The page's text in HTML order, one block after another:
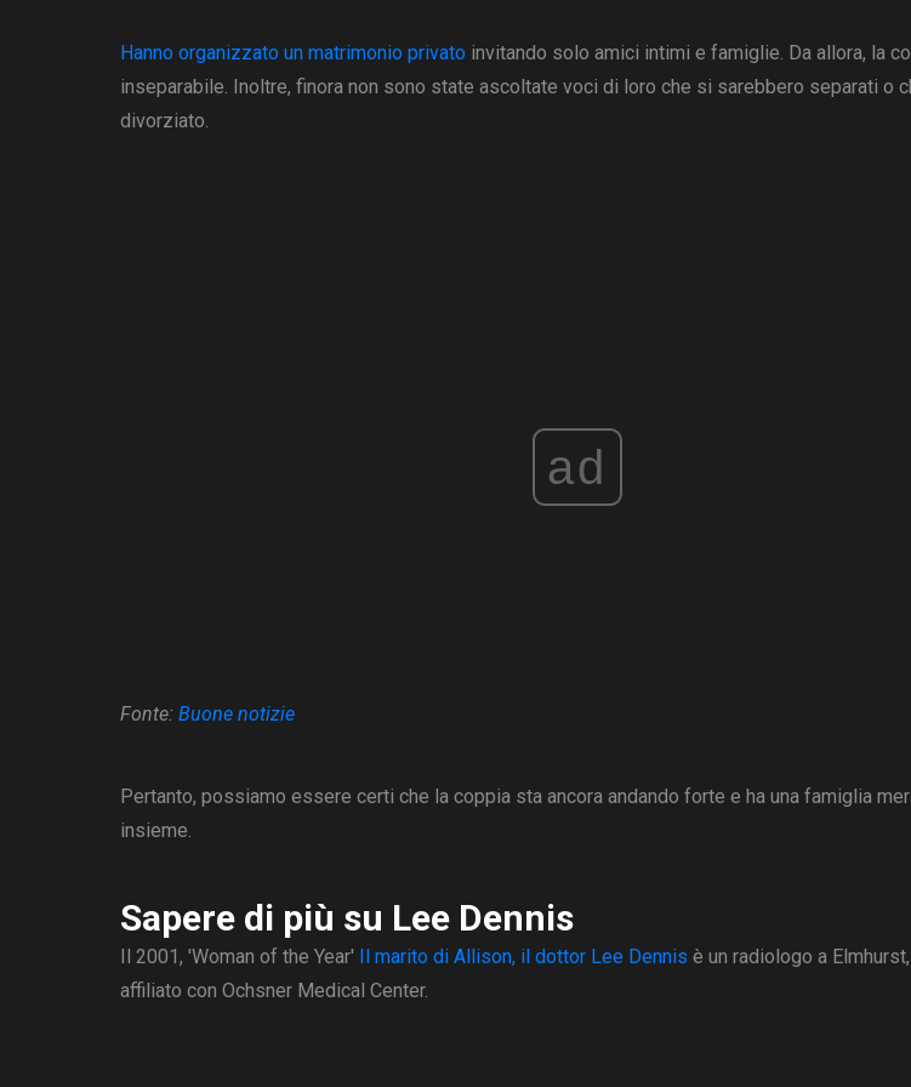
Hanno organizzato un matrimonio privato invitando solo amici intimi e famiglie. Da allora, la
inseparabile. Inoltre, finora non sono state ascoltate voci di loro che si sarebbero separati o
divorziato.
ad
Fonte: Buone notizie
Pertanto, possiamo essere certi che la coppia sta ancora andando forte e ha una famiglia
insieme.
Sapere di più su Lee Dennis
Il 2001, 'Woman of the Year' Il marito di Allison, il dottor Lee Dennis è un radiologo a
affiliato con Ochsner Medical Center.